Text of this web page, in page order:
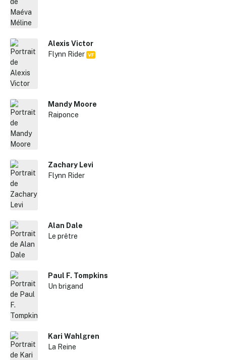
Alexis Victor
Flynn Rider VF
Mandy Moore
Raiponce
Zachary Levi
Flynn Rider
Alan Dale
Le prêtre
Paul F. Tompkins
Un brigand
Kari Wahlgren
La Reine